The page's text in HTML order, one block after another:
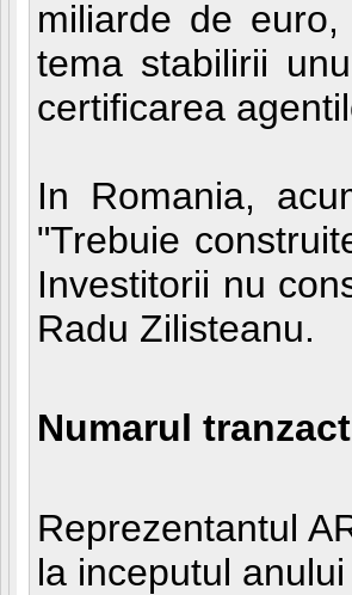
miliarde de
tema stabilirii
certificarea
In Romania,
"Trebuie
Investitorii nu
Radu Zilisteanu.
Numarul
Reprezentantul
la inceputul